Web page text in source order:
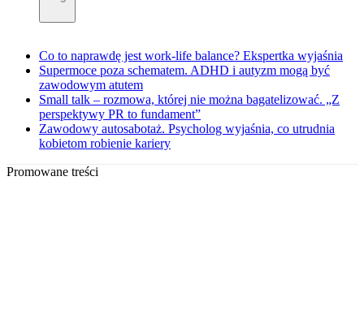
Co to naprawdę jest work-life balance? Ekspertka wyjaśnia
Supermoce poza schematem. ADHD i autyzm mogą być
zawodowym atutem
Small talk – rozmowa, której nie można bagatelizować. „Z
perspektywy PR to fundament”
Zawodowy autosabotaż. Psycholog wyjaśnia, co utrudnia
kobietom robienie kariery
Promowane treści